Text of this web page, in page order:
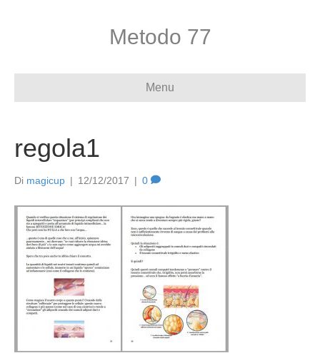
Metodo 77
Menu
regola1
Di magicup | 12/12/2017 | 0